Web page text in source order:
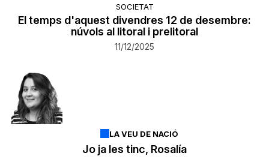
SOCIETAT
El temps d'aquest divendres 12 de desembre:
núvols al litoral i prelitoral
11/12/2025
LA VEU DE NACIÓ
Jo ja les tinc, Rosalía